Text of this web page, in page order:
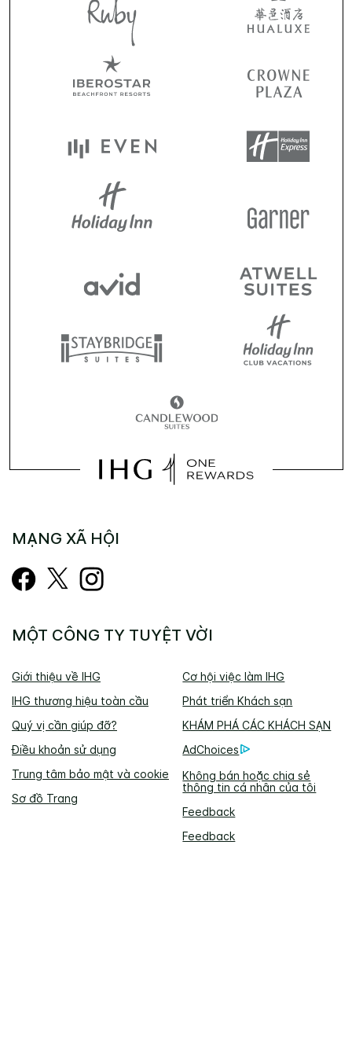
MẠNG XÃ HỘI
MỘT CÔNG TY TUYỆT VỜI
Giới thiệu về IHG
Cơ hội việc làm IHG
IHG thương hiệu toàn cầu
Phát triển Khách sạn
Quý vị cần giúp đỡ?
KHÁM PHÁ CÁC KHÁCH SẠN
Điều khoản sử dụng
AdChoices
Trung tâm bảo mật và cookie
Không bán hoặc chia sẻ
thông tin cá nhân của tôi
Sơ đồ Trang
Feedback
Feedback